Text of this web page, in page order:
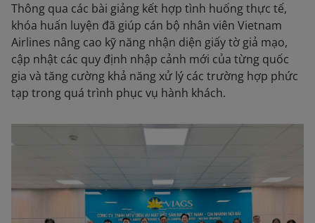
Thông qua các bài giảng kết hợp tình huống thực tế,
khóa huấn luyện đã giúp cán bộ nhân viên Vietnam
Airlines nâng cao kỹ năng nhận diện giấy tờ giả mạo,
cập nhật các quy định nhập cảnh mới của từng quốc
gia và tăng cường khả năng xử lý các trường hợp phức
tạp trong quá trình phục vụ hành khách.